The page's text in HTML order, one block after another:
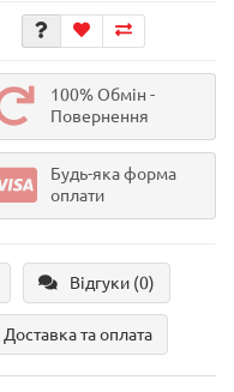
100% Обмін -
Повернення
Будь-яка форма
оплати
Відгуки (0)
Доставка та оплата